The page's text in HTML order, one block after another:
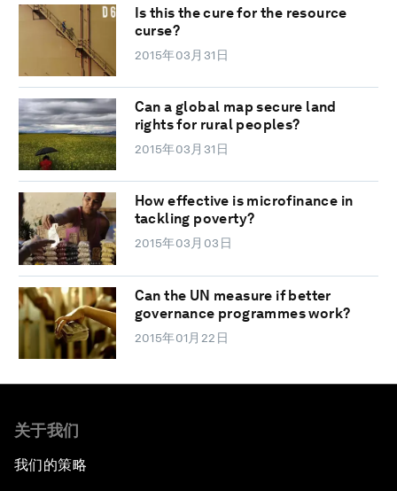
Is this the cure for the resource
curse?
2015年03月31日
Can a global map secure land
rights for rural peoples?
2015年03月31日
How effective is microfinance in
tackling poverty?
2015年03月03日
Can the UN measure if better
governance programmes work?
2015年01月22日
关于我们
我们的策略